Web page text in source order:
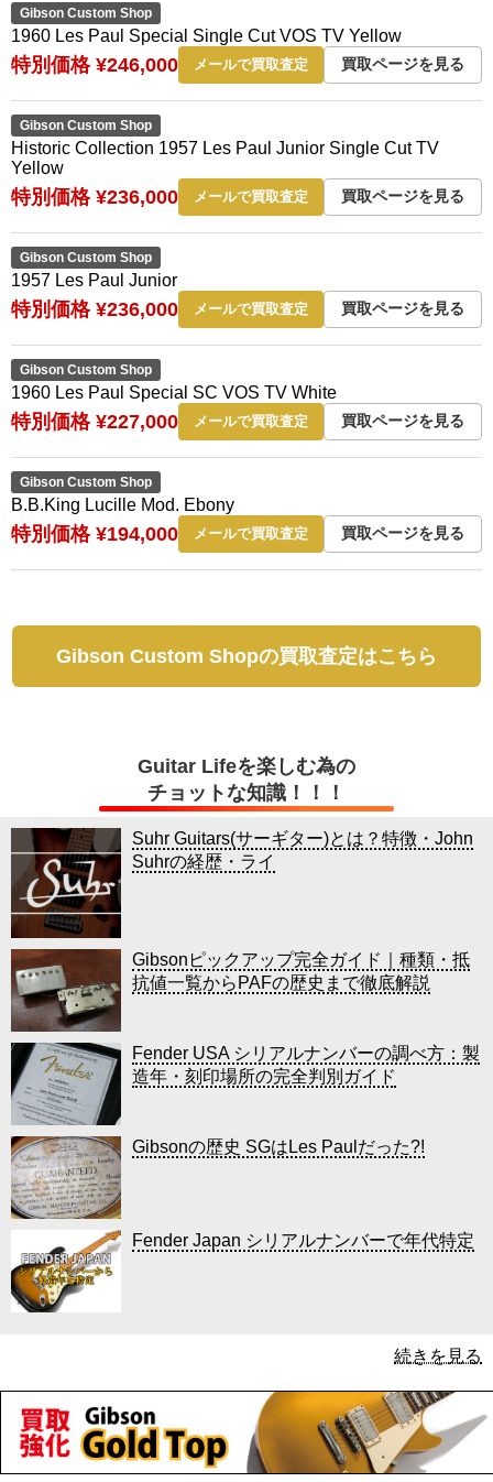
Gibson Custom Shop
1960 Les Paul Special Single Cut VOS TV Yellow
特別価格 ¥246,000 メールで買取査定 買取ページを見る
Gibson Custom Shop
Historic Collection 1957 Les Paul Junior Single Cut TV
Yellow
特別価格 ¥236,000 メールで買取査定 買取ページを見る
Gibson Custom Shop
1957 Les Paul Junior
特別価格 ¥236,000 メールで買取査定 買取ページを見る
Gibson Custom Shop
1960 Les Paul Special SC VOS TV White
特別価格 ¥227,000 メールで買取査定 買取ページを見る
Gibson Custom Shop
B.B.King Lucille Mod. Ebony
特別価格 ¥194,000 メールで買取査定 買取ページを見る
Gibson Custom Shopの買取査定はこちら
Guitar Lifeを楽しむ為の
チョットな知識！！！
Suhr Guitars(サーギター)とは？特徴・John
Suhrの経歴・ライ
Gibsonピックアップ完全ガイド｜種類・抵
抗値一覧からPAFの歴史まで徹底解説
Fender USA シリアルナンバーの調べ方：製
造年・刻印場所の完全判別ガイド
Gibsonの歴史 SGはLes Paulだった?!
Fender Japan シリアルナンバーで年代特定
続きを見る